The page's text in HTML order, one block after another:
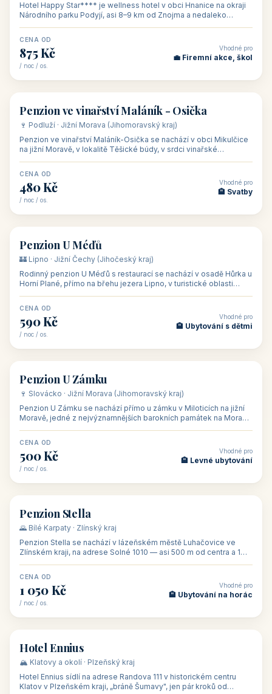
Hotel Happy Star**** je wellness hotel v obci Hnanice na okraji
Národního parku Podyjí, asi 8–9 km od Znojma a nedaleko
CENA OD
875 Kč
/ noc / os.
Vhodné pro
💼 Firemní akce, škol
🏡 penzion
Penzion ve vinařství Maláník - Osička
🍷 Podluží · Jižní Morava (Jihomoravský kraj)
Penzion ve vinařství Maláník-Osička se nachází v obci Mikulčice
na jižní Moravě, v lokalitě Těšické búdy, v srdci vinařské
CENA OD
480 Kč
/ noc / os.
Vhodné pro
🏨 Svatby
🏡 penzion
Penzion U Méďů
🏰 Lipno · Jižní Čechy (Jihočeský kraj)
Rodinný penzion U Méďů s restaurací se nachází v osadě Hůrka u
Horní Plané, přímo na břehu jezera Lipno, v turistické oblasti
CENA OD
590 Kč
/ noc / os.
Vhodné pro
🏨 Ubytování s dětmi
🏡 penzion
Penzion U Zámku
🍷 Slovácko · Jižní Morava (Jihomoravský kraj)
Penzion U Zámku se nachází přímo u zámku v Miloticích na jižní
Moravě, jedné z nejvýznamnějších barokních památek na Moravě,
CENA OD
500 Kč
/ noc / os.
Vhodné pro
🏨 Levné ubytování
🏡 penzion
Penzion Stella
🌄 Bílé Karpaty · Zlínský kraj
Penzion Stella se nachází v lázeňském městě Luhačovice ve
Zlínském kraji, na adrese Solné 1010 — asi 500 m od centra a 1
CENA OD
1 050 Kč
/ noc / os.
Vhodné pro
🏨 Ubytování na horác
🏨 hotel
Hotel Ennius
🏔️ Klatovy a okolí · Plzeňský kraj
Hotel Ennius sídlí na adrese Randova 111 v historickém centru
Klatov v Plzeňském kraji, „bráně Šumavy", jen pár kroků od